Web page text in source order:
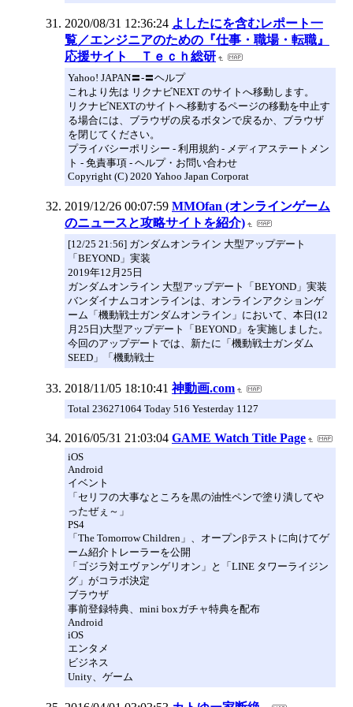
2020/08/31 12:36:24 よしたにを含むレポート一
覧／エンジニアのための『仕事・職場・転職』
応援サイト Ｔｅｃｈ総研
Yahoo! JAPAN〓-〓ヘルプ
これより先は リクナビNEXT のサイトへ移動します。
リクナビNEXTのサイトへ移動するページの移動を中止す
る場合には、ブラウザの戻るボタンで戻るか、ブラウザ
を閉じてください。
プライバシーポリシー - 利用規約 - メディアステートメン
ト - 免責事項 - ヘルプ・お問い合わせ
Copyright (C) 2020 Yahoo Japan Corporat
2019/12/26 00:07:59 MMOfan (オンラインゲーム
のニュースと攻略サイトを紹介)
[12/25 21:56] ガンダムオンライン 大型アップデート
「BEYOND」実装
2019年12月25日
ガンダムオンライン 大型アップデート「BEYOND」実装
バンダイナムコオンラインは、オンラインアクションゲ
ーム「機動戦士ガンダムオンライン」において、本日(12
月25日)大型アップデート「BEYOND」を実施しました。
今回のアップデートでは、新たに「機動戦士ガンダム
SEED」「機動戦士
2018/11/05 18:10:41 神動画.com
Total 236271064 Today 516 Yesterday 1127
2016/05/31 21:03:04 GAME Watch Title Page
iOS
Android
イベント
「セリフの大事なところを黒の油性ペンで塗り潰してや
ったぜぇ～」
PS4
「The Tomorrow Children」、オープンβテストに向けてゲ
ーム紹介トレーラーを公開
「ゴジラ対エヴァンゲリオン」と「LINE タワーライジン
グ」がコラボ決定
ブラウザ
事前登録特典、mini boxガチャ特典を配布
Android
iOS
エンタメ
ビジネス
Unity、ゲーム